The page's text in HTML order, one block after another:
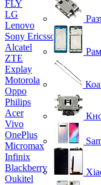
FLY
LG
Lenovo
Sony Ericsson
Alcatel
ZTE
Explay
Motorola
Oppo
Philips
Acer
Vivo
OnePlus
Micromax
Infinix
Blackberry
Oukitel